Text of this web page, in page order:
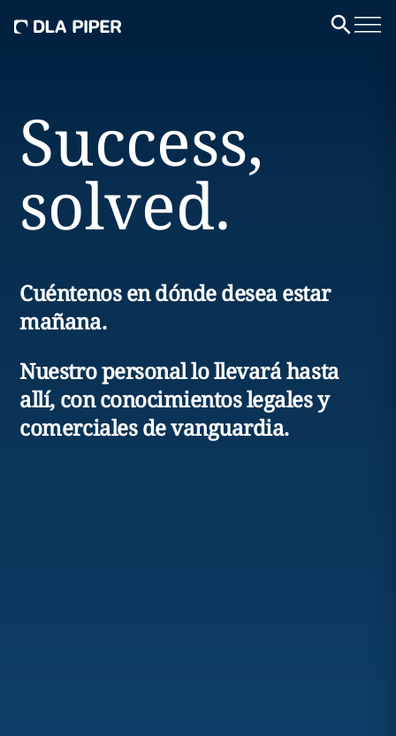
Success,
solved.
Cuéntenos en dónde desea estar
mañana.
Nuestro personal lo llevará hasta
allí, con conocimientos legales y
comerciales de vanguardia.